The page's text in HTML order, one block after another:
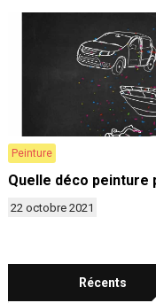
Peinture
Quelle déco peinture
22 octobre 2021
Récents